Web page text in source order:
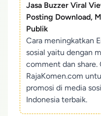
Jasa Buzzer Viral
Posting Download,
Publik
Cara meningkatkan
sosial yaitu dengan
comment dan share.
RajaKomen.com
promosi di media
Indonesia terbaik.